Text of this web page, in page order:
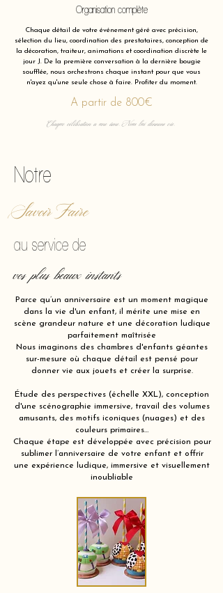
Organisation complète
Chaque détail de votre événement géré avec précision,
sélection du lieu, coordination des prestataires, conception de
la décoration, traiteur, animations et coordination discrète le
jour J. De la première conversation à la dernière bougie
soufflée, nous orchestrons chaque instant pour que vous
n'ayez qu'une seule chose à faire. Profiter du moment.
A partir de 800€
Chaque célébration a une âme. Nous lui donnons vie.
Notre
Savoir Faire
au service de
vos plus beaux instants
Parce qu’un anniversaire est un moment magique
dans la vie d'un enfant, il mérite une mise en
scène grandeur nature et une décoration ludique
parfaitement maîtrisée
Nous imaginons des chambres d'enfants géantes
sur-mesure où chaque détail est pensé pour
donner vie aux jouets et créer la surprise.
Étude des perspectives (échelle XXL), conception
d'une scénographie immersive, travail des volumes
amusants, des motifs iconiques (nuages) et des
couleurs primaires…
Chaque étape est développée avec précision pour
sublimer l’anniversaire de votre enfant et offrir
une expérience ludique, immersive et visuellement
inoubliable